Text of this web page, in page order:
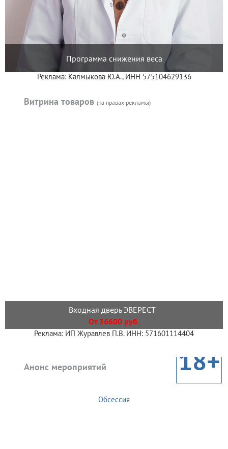
Программа снижения веса
Реклама: Калмыкова Ю.А., ИНН 575104629136
Витрина товаров (на правах рекламы)
Входная дверь ЭВЕРЕСТ
От 36600 руб.
Реклама: ИП Журавлев П.В. ИНН: 571601114404
Анонс мероприятий 18+
Обсессия